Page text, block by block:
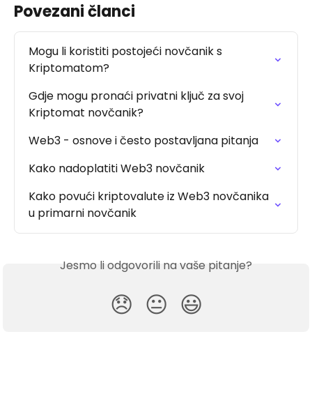
Povezani članci
Mogu li koristiti postojeći novčanik s
Kriptomatom?
Gdje mogu pronaći privatni ključ za svoj
Kriptomat novčanik?
Web3 - osnove i često postavljana pitanja
Kako nadoplatiti Web3 novčanik
Kako povući kriptovalute iz Web3 novčanika
u primarni novčanik
Jesmo li odgovorili na vaše pitanje?
😞 😐 😃